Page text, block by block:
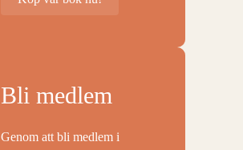
Bli medlem
Genom att bli medlem i